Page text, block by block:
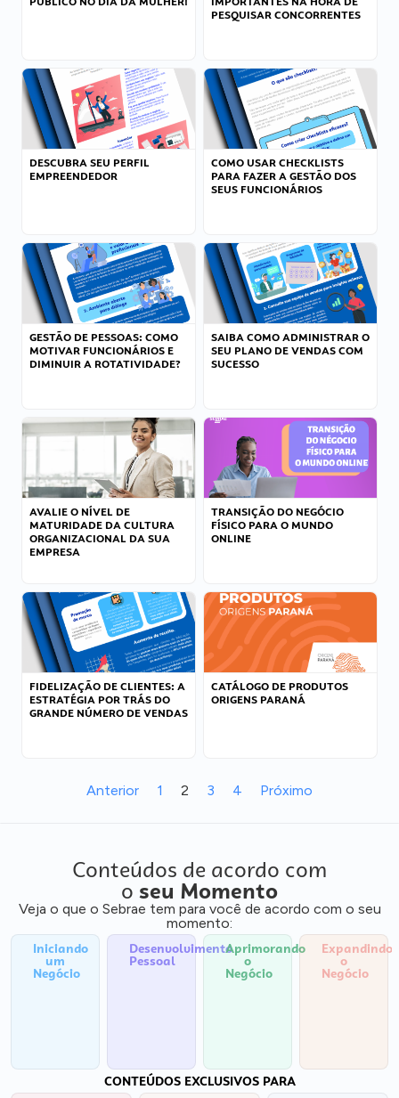
PESQUISAR CONCORRENTES
DESCUBRA SEU PERFIL
EMPREENDEDOR
COMO USAR CHECKLISTS
PARA FAZER A GESTÃO DOS
SEUS FUNCIONÁRIOS
GESTÃO DE PESSOAS: COMO
MOTIVAR FUNCIONÁRIOS E
DIMINUIR A ROTATIVIDADE?
SAIBA COMO ADMINISTRAR O
SEU PLANO DE VENDAS COM
SUCESSO
AVALIE O NÍVEL DE
MATURIDADE DA CULTURA
ORGANIZACIONAL DA SUA
EMPRESA
TRANSIÇÃO DO NEGÓCIO
FÍSICO PARA O MUNDO
ONLINE
FIDELIZAÇÃO DE CLIENTES: A
ESTRATÉGIA POR TRÁS DO
GRANDE NÚMERO DE VENDAS
CATÁLOGO DE PRODUTOS
ORIGENS PARANÁ
Anterior 1 2 3 4 Próximo
Conteúdos de acordo com
o seu Momento
Veja o que o Sebrae tem para você de acordo com o seu
momento:
Iniciando
um
Negócio
Desenvolvimento
Pessoal
Aprimorando
o
Negócio
Expandindo
o
Negócio
CONTEÚDOS EXCLUSIVOS PARA